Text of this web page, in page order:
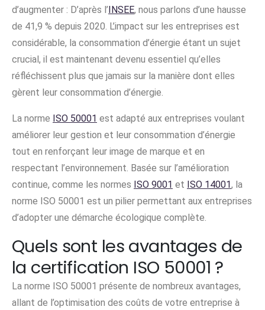
d’augmenter : D’après l’ INSEE, nous parlons d’une hausse
de 41,9 % depuis 2020. L’impact sur les entreprises est
considérable, la consommation d’énergie étant un sujet
crucial, il est maintenant devenu essentiel qu’elles
réfléchissent plus que jamais sur la manière dont elles
gèrent leur consommation d’énergie.
La norme ISO 50001 est adapté aux entreprises voulant
améliorer leur gestion et leur consommation d’énergie
tout en renforçant leur image de marque et en
respectant l’environnement. Basée sur l’amélioration
continue, comme les normes ISO 9001 et ISO 14001, la
norme ISO 50001 est un pilier permettant aux entreprises
d’adopter une démarche écologique complète.
Quels sont les avantages de
la certification ISO 50001 ?
La norme ISO 50001 présente de nombreux avantages,
allant de l’optimisation des coûts de votre entreprise à